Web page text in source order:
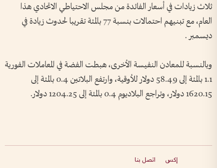
ثلاث زيادات في أسعار الفائدة من مجلس الاحتياطي الاتحادي هذا
العام، ‌مع تبنيهم احتمالات بنسبة 77 بالمئة تقريبا لحدوث زيادة في
ديسمبر .
وبالنسبة للمعادن النفيسة الأخرى، هبطت الفضة في المعاملات الفورية
1.1 بالمئة إلى 58.49 دولار للأوقية، وارتفع البلاتين 0.4 بالمئة إلى
1620.15 دولار، وتراجع البلاديوم ​0.4 بالمئة إلى 1204.25 دولار.
إكس اتصل بنا